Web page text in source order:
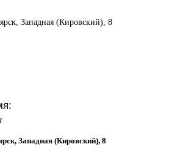
Западная (Кировский), 8
Западная (Кировский), 8